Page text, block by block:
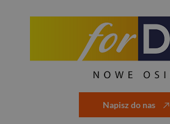
Napisz do nas